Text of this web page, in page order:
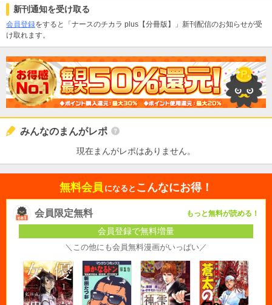
新刊通知を受け取る
会員登録をすると「ナースのチカラ plus【分冊版】」新刊配信のお知らせが受
け取れます。
みんなのまんがレポ
現在まんがレポはありません。
無料会員 になると こんなにお得！
会員限定無料 もっと無料が読める！
会員登録で無料増量
＼この他にも会員無料漫画がいっぱい／